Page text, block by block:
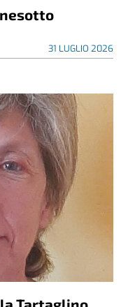
31 LUGLIO 2026